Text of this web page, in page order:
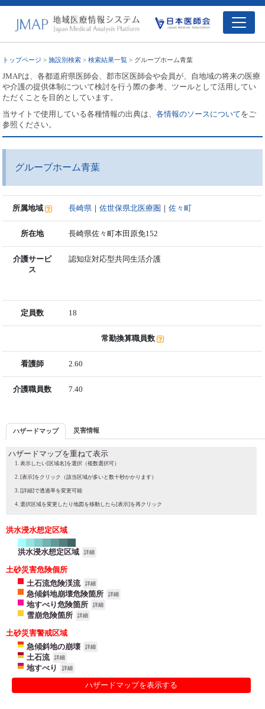
トップページ >施設別検索 >検索結果一覧 > グループホーム青葉
JMAPは、各都道府県医師会、郡市区医師会や会員が、自地域の将来の医療
や介護の提供体制について検討を行う際の参考、ツールとして活用してい
ただくことを目的としています。
当サイトで使用している各種情報の出典は、各情報のソースについてをご
参照ください。
グループホーム青葉
所属地域 長崎県 ｜佐世保県北医療圏 ｜佐々町
所在地 長崎県佐々町本田原免152
介護サービ
ス
認知症対応型共同生活介護
定員数 18
常勤換算職員数
看護師 2.60
介護職員数 7.40
ハザードマップ 災害情報
ハザードマップを重ねて表示
表示したい[区域名]を選択（複数選択可）
[表示]をクリック（該当区域が多いと数十秒かかります）
[詳細]で透過率を変更可能
選択区域を変更したり地図を移動したら[表示]を再クリック
洪水浸水想定区域
洪水浸水想定区域 詳細
土砂災害危険個所
土石流危険渓流
詳細
急傾斜地崩壊危険箇所 詳細
地すべり危険箇所 詳細
雪崩危険箇所 詳細
土砂災害警戒区域
急傾斜地の崩壊
詳細
土石流 詳細
地すべり 詳細
ハザードマップを表示する